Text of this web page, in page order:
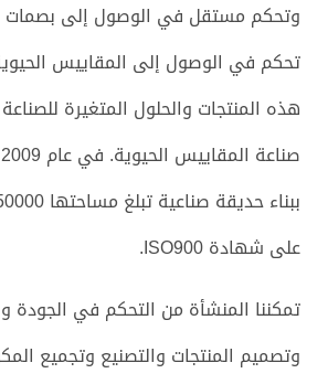
وتحكم مستقل في الوصول إلى بصمات
تحكم في الوصول إلى المقاييس
هذه المنتجات والحلول المتغيرة
على شهادة ISO900.
تمكننا المنشأة من التحكم في الجودة
وتصميم المنتجات والتصنيع وتجميع